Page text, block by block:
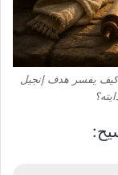
كيف يفسر هدف إنجيل